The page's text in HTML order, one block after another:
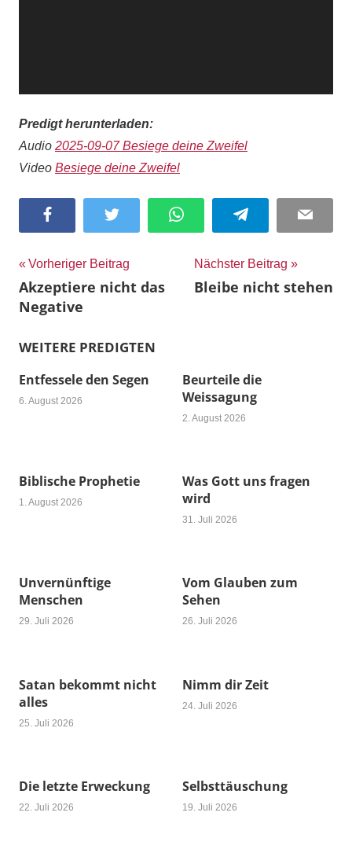
Predigt herunterladen:
Audio 2025-09-07 Besiege deine Zweifel
Video Besiege deine Zweifel
Facebook Twitter WhatsApp Telegram Email
Beitragsnavigation
Vorheriger Beitrag
Akzeptiere nicht das
Negative
Nächster Beitrag
Bleibe nicht stehen
WEITERE PREDIGTEN
Entfessele den Segen
6. August 2026
Beurteile die
Weissagung
2. August 2026
Biblische Prophetie
1. August 2026
Was Gott uns fragen
wird
31. Juli 2026
Unvernünftige
Menschen
29. Juli 2026
Vom Glauben zum
Sehen
26. Juli 2026
Satan bekommt nicht
alles
25. Juli 2026
Nimm dir Zeit
24. Juli 2026
Die letzte Erweckung
22. Juli 2026
Selbsttäuschung
19. Juli 2026